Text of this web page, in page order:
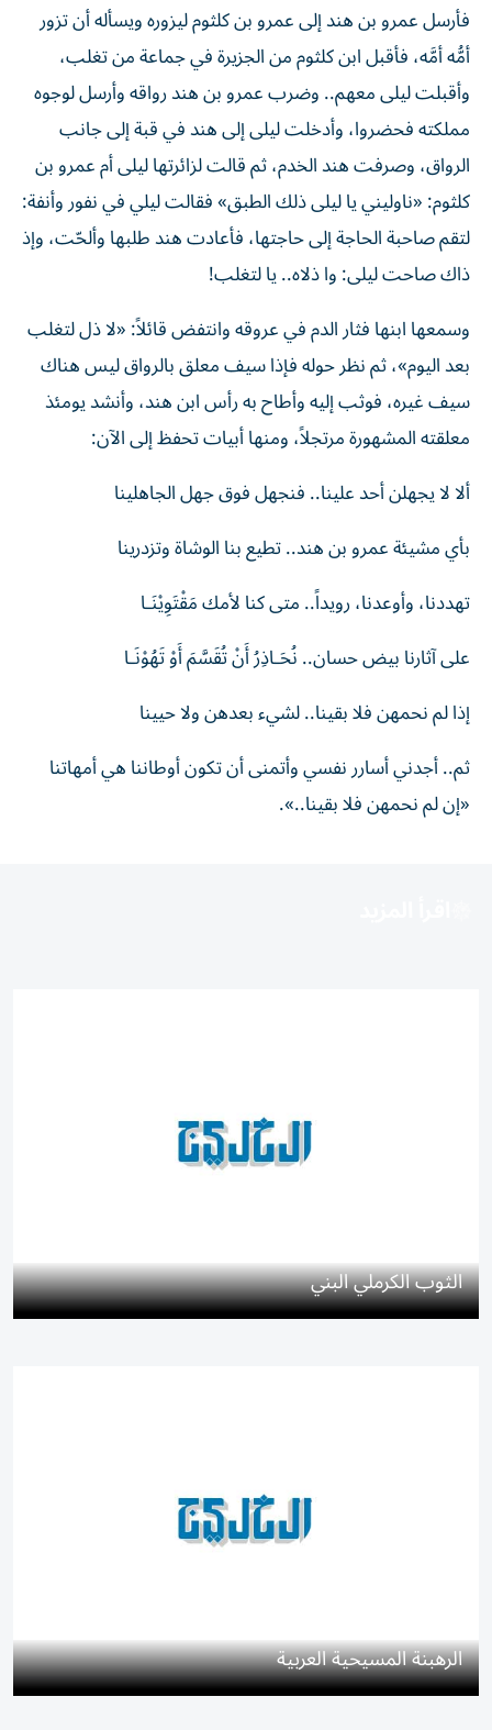
فأرسل عمرو بن هند إلى عمرو بن كلثوم ليزوره ويسأله أن تزور
أمُّه أمَّه، فأقبل ابن كلثوم من الجزيرة في جماعة من تغلب،
وأقبلت ليلى معهم.. وضرب عمرو بن هند رواقه وأرسل لوجوه
مملكته فحضروا، وأدخلت ليلى إلى هند في قبة إلى جانب
الرواق، وصرفت هند الخدم، ثم قالت لزائرتها ليلى أم عمرو بن
كلثوم: «ناوليني يا ليلى ذلك الطبق» فقالت ليلي في نفور وأنفة:
لتقم صاحبة الحاجة إلى حاجتها، فأعادت هند طلبها وألحّت، وإذ
ذاك صاحت ليلى: وا ذلاه.. يا لتغلب!
وسمعها ابنها فثار الدم في عروقه وانتفض قائلاً: «لا ذل لتغلب
بعد اليوم»، ثم نظر حوله فإذا سيف معلق بالرواق ليس هناك
سيف غيره، فوثب إليه وأطاح به رأس ابن هند، وأنشد يومئذ
معلقته المشهورة مرتجلاً، ومنها أبيات تحفظ إلى الآن:
ألا لا يجهلن أحد علينا.. فنجهل فوق جهل الجاهلينا
بأي مشيئة عمرو بن هند.. تطيع بنا الوشاة وتزدرينا
تهددنا، وأوعدنا، رويداً.. متى كنا لأمك مَقْتَوِيْنَـا
على آثارنا بيض حسان.. نُحَـاذِرُ أَنْ تُقَسَّمَ أَوْ تَهُوْنَـا
إذا لم نحمهن فلا بقينا.. لشيء بعدهن ولا حيينا
ثم.. أجدني أسارر نفسي وأتمنى أن تكون أوطاننا هي أمهاتنا
«إن لم نحمهن فلا بقينا..».
الثوب الكرملي البني
الرهبنة المسيحية العربية